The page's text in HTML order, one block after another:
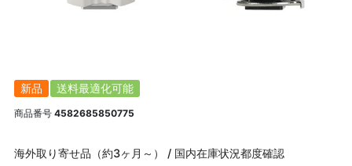
新品 送料最適化可能
商品番号 4582685850775
海外取り寄せ品（約3ヶ月～） / 国内在庫状況都度確認